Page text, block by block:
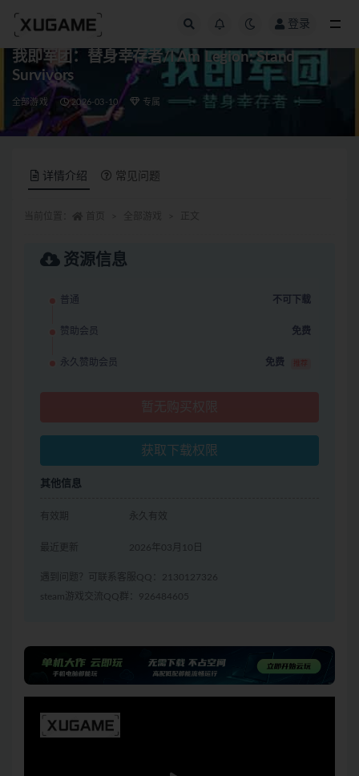
登录
我即军团：替身幸存者/I Am Legion: Stand
Survivors
全部游戏 2026-03-10 专属
详情介绍 常见问题
资源信息
普通 不可下载
赞助会员 免费
永久赞助会员 免费 推荐
获取下载权限
其他信息
有效期 永久有效
最近更新 2026年03月10日
遇到问题？可联系客服QQ：2130127326
steam游戏交流QQ群：926484605